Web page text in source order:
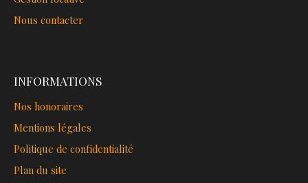
Nous contacter
INFORMATIONS
Nos honoraires
Mentions légales
Politique de confidentialité
Plan du site